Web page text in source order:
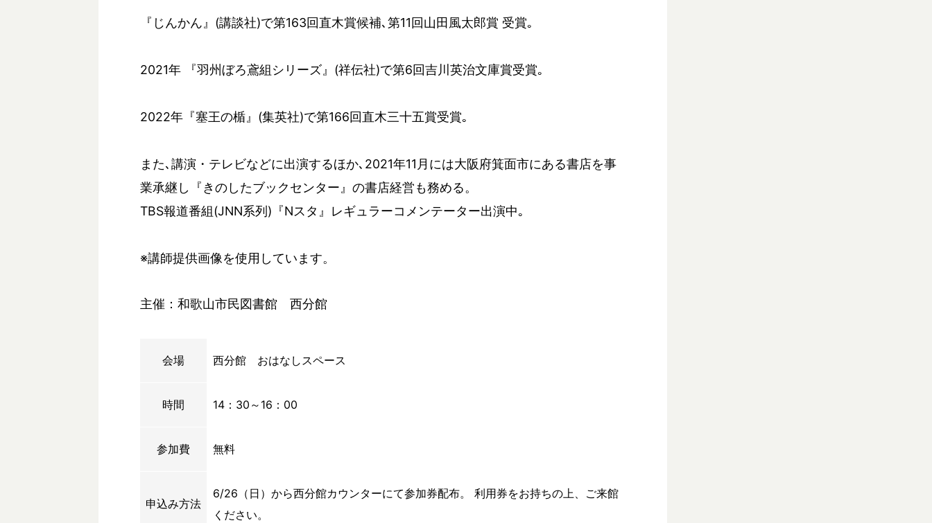
『じんかん』(講談社)で第163回直木賞候補､第11回山田風太郎賞 受賞｡
2021年 『羽州ぼろ鳶組シリーズ』(祥伝社)で第6回吉川英治文庫賞受賞｡
2022年『塞王の楯』(集英社)で第166回直木三十五賞受賞｡
また､講演・テレビなどに出演するほか､2021年11月には大阪府箕面市にある書店を事
業承継し『きのしたブックセンター』の書店経営も務める。
TBS報道番組(JNN系列)『Nスタ』レギュラーコメンテーター出演中｡
※講師提供画像を使用しています。​
主催：和歌山市民図書館 西分館
会場 西分館 おはなしスペース
時間 14：30～16：00
参加費 無料
申込み方法
6/26（日）から西分館カウンターにて参加券配布。 利用券をお持ちの上、ご来館
ください。